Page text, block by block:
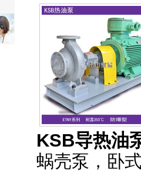
KSB导热油
蜗壳泵，卧